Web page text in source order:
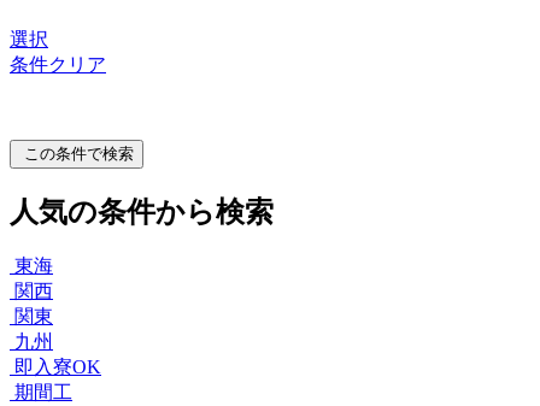
選択
条件クリア
この条件で検索
人気の条件から検索
東海
関西
関東
九州
即入寮OK
期間工